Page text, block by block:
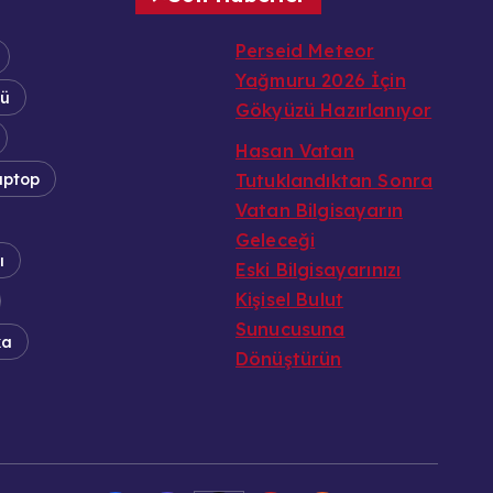
Perseid Meteor
Yağmuru 2026 İçin
Gökyüzü Hazırlanıyor
Hasan Vatan
Tutuklandıktan Sonra
Vatan Bilgisayarın
Geleceği
Eski Bilgisayarınızı
Kişisel Bulut
Sunucusuna
Dönüştürün